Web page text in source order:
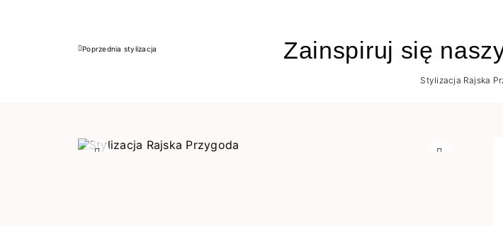
Zainspiruj się
Poprzedni
Poprzednia stylizacja
Stylizacja Rajska